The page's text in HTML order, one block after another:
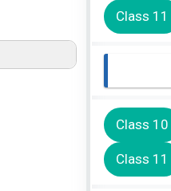
Class 11
Class 10
Class 11